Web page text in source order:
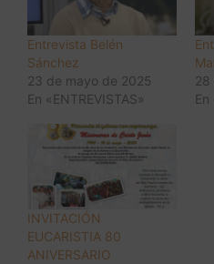
Entrevista Belén
Sánchez
23 de mayo de 2025
En «ENTREVISTAS»
28
En
INVITACIÓN
EUCARISTIA 80
ANIVERSARIO